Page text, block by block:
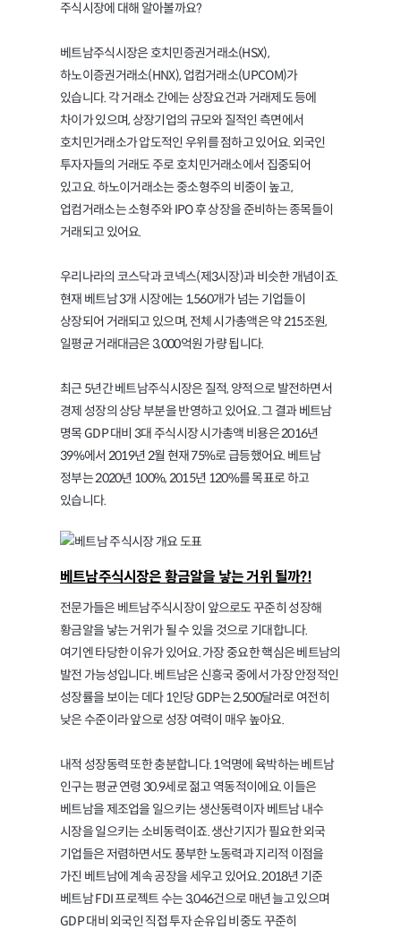
주식시장에 대해 알아볼까요?
베트남주식시장은 호치민증권거래소(HSX),
하노이증권거래소(HNX), 업컴거래소(UPCOM)가
있습니다. 각 거래소 간에는 상장요건과 거래제도 등에
차이가 있으며, 상장기업의 규모와 질적인 측면에서
호치민거래소가 압도적인 우위를 점하고 있어요. 외국인
투자자들의 거래도 주로 호치민거래소에서 집중되어
있고요. 하노이거래소는 중소형주의 비중이 높고,
업컴거래소는 소형주와 IPO 후 상장을 준비하는 종목들이
거래되고 있어요.
우리나라의 코스닥과 코넥스(제3시장)과 비슷한 개념이죠.
현재 베트남 3개 시장에는 1,560개가 넘는 기업들이
상장되어 거래되고 있으며, 전체 시가총액은 약 215조원,
일평균 거래대금은 3,000억원 가량 됩니다.
최근 5년간 베트남주식시장은 질적, 양적으로 발전하면서
경제 성장의 상당 부분을 반영하고 있어요. 그 결과 베트남
명목 GDP 대비 3대 주식시장 시가총액 비용은 2016년
39%에서 2019년 2월 현재 75%로 급등했어요. 베트남
정부는 2020년 100%, 2015년 120%를 목표로 하고
있습니다.
베트남주식시장은 황금알을 낳는 거위 될까?!
전문가들은 베트남주식시장이 앞으로도 꾸준히 성장해
황금알을 낳는 거위가 될 수 있을 것으로 기대합니다.
여기엔 타당한 이유가 있어요. 가장 중요한 핵심은 베트남의
발전 가능성입니다. 베트남은 신흥국 중에서 가장 안정적인
성장률을 보이는 데다 1인당 GDP는 2,500달러로 여전히
낮은 수준이라 앞으로 성장 여력이 매우 높아요.
내적 성장동력 또한 충분합니다. 1억명에 육박하는 베트남
인구는 평균 연령 30.9세로 젊고 역동적이에요. 이들은
베트남을 제조업을 일으키는 생산동력이자 베트남 내수
시장을 일으키는 소비동력이죠. 생산기지가 필요한 외국
기업들은 저렴하면서도 풍부한 노동력과 지리적 이점을
가진 베트남에 계속 공장을 세우고 있어요. 2018년 기준
베트남 FDI 프로젝트 수는 3,046건으로 매년 늘고 있으며
GDP 대비 외국인 직접 투자 순유입 비중도 꾸준히